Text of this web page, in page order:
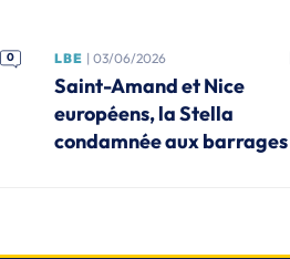
0 LBE | 03/06/2026
Saint-Amand et Nice
européens, la Stella
condamnée aux barrages